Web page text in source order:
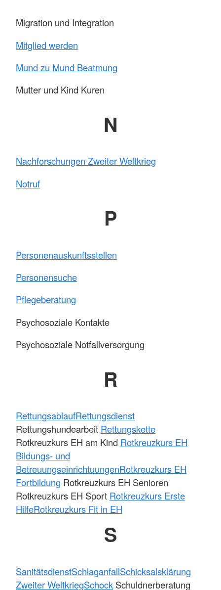
Migration und Integration
Mitglied werden
Mund zu Mund Beatmung
Mutter und Kind Kuren
N
Nachforschungen Zweiter Weltkrieg
Notruf
P
Personenauskunftsstellen
Personensuche
Pflegeberatung
Psychosoziale Kontakte
Psychosoziale Notfallversorgung
R
RettungsablaufRettungsdienst
Rettungshundearbeit Rettungskette
Rotkreuzkurs EH am Kind Rotkreuzkurs EH
Bildungs- und
BetreuungseinrichtuungenRotkreuzkurs EH
Fortbildung Rotkreuzkurs EH Senioren
Rotkreuzkurs EH Sport Rotkreuzkurs Erste
HilfeRotkreuzkurs Fit in EH
S
SanitätsdienstSchlaganfallSchicksalsklärung
Zweiter WeltkriegSchock Schuldnerberatung